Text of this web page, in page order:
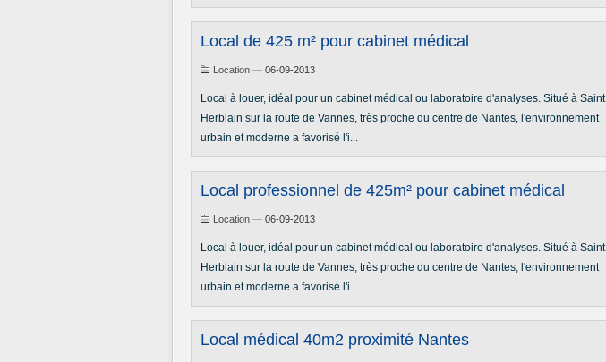
Local de 425 m² pour cabinet médical
Location — 06-09-2013
Local à louer, idéal pour un cabinet médical ou laboratoire d'analyses. Situé à Saint
Herblain sur la route de Vannes, très proche du centre de Nantes, l'environnement
urbain et moderne a favorisé l'i...
Local professionnel de 425m² pour cabinet médical
Location — 06-09-2013
Local à louer, idéal pour un cabinet médical ou laboratoire d'analyses. Situé à Saint
Herblain sur la route de Vannes, très proche du centre de Nantes, l'environnement
urbain et moderne a favorisé l'i...
Local médical 40m2 proximité Nantes